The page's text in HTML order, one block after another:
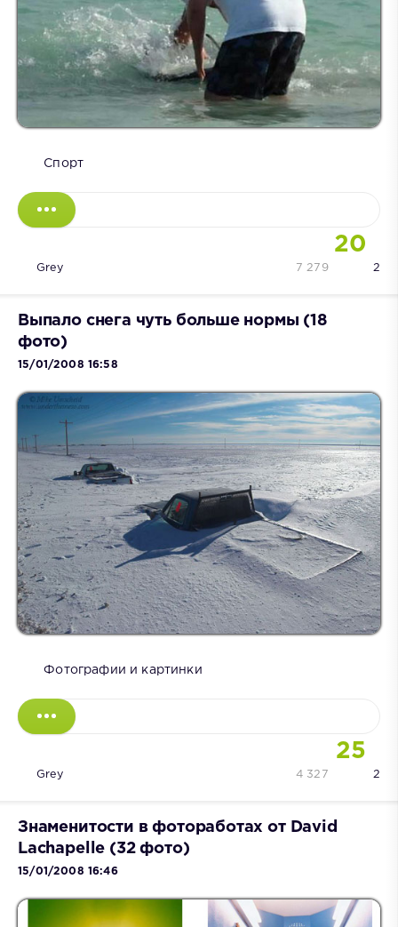
Спорт
20
Grey 2
7 279
Выпало снега чуть больше нормы (18
фото)
15/01/2008 16:58
Фотографии и картинки
25
Grey 2
4 327
Знаменитости в фотоработах от David
Lachapelle (32 фото)
15/01/2008 16:46